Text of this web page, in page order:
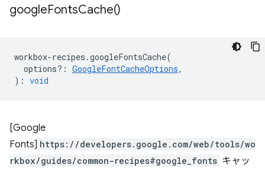
googleFontsCache()
workbox-recipes .googleFontsCache(
options? : GoogleFontCacheOptions,
) : void
[Google
Fonts] https://developers.google.com/web/tools/wo
rkbox/guides/common-recipes#google_fonts キャッ